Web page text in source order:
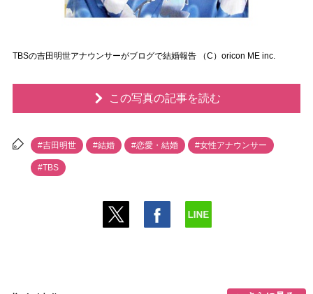
TBSの吉田明世アナウンサーがブログで結婚報告 （C）oricon ME inc.
この写真の記事を読む
#吉田明世 #結婚 #恋愛・結婚 #女性アナウンサー
#TBS